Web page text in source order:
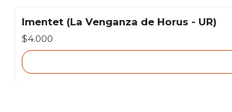
Agotado
Imentet (La Venganza de Horus - UR)
$4.000